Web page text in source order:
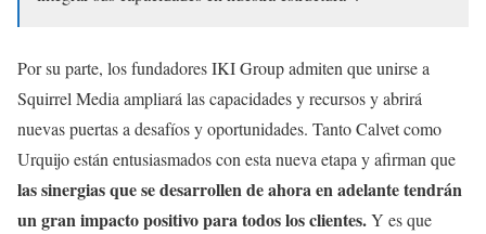
Por su parte, los fundadores IKI Group admiten que unirse a
Squirrel Media ampliará las capacidades y recursos y abrirá
nuevas puertas a desafíos y oportunidades. Tanto Calvet como
Urquijo están entusiasmados con esta nueva etapa y afirman que
las sinergias que se desarrollen de ahora en adelante tendrán
un gran impacto positivo para todos los clientes.Y es que